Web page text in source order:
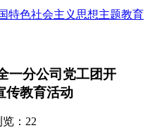
特色社会主义思想主题教育
一分公司党工团开
传教育活动
览：22